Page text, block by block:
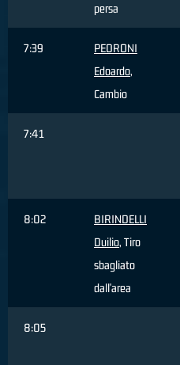
persa
7:39
PEDRONI
Edoardo,
Cambio
7:41
8:02
BIRINDELLI
Duilio, Tiro
sbagliato
dall'area
8:05